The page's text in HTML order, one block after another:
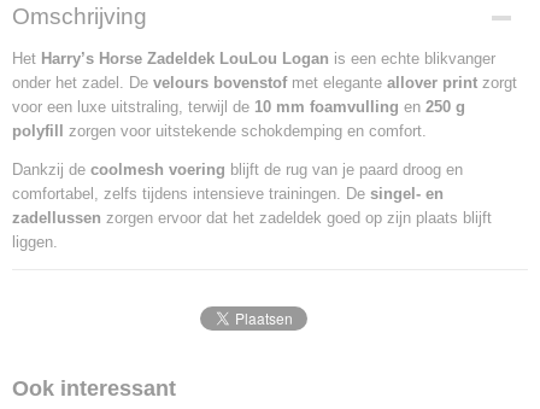
Omschrijving
Het Harry’s Horse Zadeldek LouLou Logan is een echte blikvanger
onder het zadel. De velours bovenstofmet elegante allover print zorgt
voor een luxe uitstraling, terwijl de 10 mm foamvulling en 250 g
polyfill
zorgen voor uitstekende schokdemping en comfort.
Dankzij de coolmesh voering blijft de rug van je paard droog en
comfortabel, zelfs tijdens intensieve trainingen. De singel- en
zadellussen zorgen ervoor dat het zadeldek goed op zijn plaats blijft
liggen.
Ook interessant